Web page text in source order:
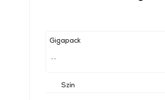
Gigapack
Szín